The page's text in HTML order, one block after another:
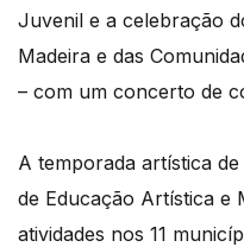
Juvenil e a celebração
Madeira e das
– com um concerto de
A temporada artística
de Educação Artística e
atividades nos 11